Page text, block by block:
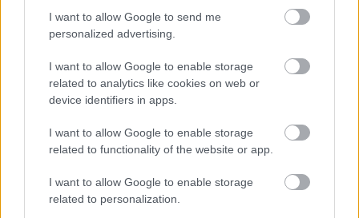
I want to allow Google to send me
personalized advertising.
I want to allow Google to enable storage
related to analytics like cookies on web or
device identifiers in apps.
I want to allow Google to enable storage
related to functionality of the website or app.
I want to allow Google to enable storage
related to personalization.
ακόμα
Για να προσθέσεις το σχόλιο